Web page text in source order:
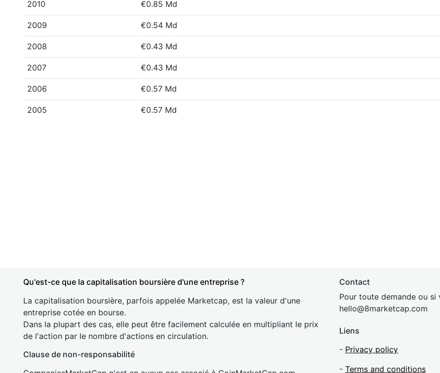
2010 €0.85 Md
2009 €0.54 Md
2008 €0.43 Md
2007 €0.43 Md
2006 €0.57 Md
2005 €0.57 Md
Qu'est-ce que la capitalisation boursière d'une entreprise ?
La capitalisation boursière, parfois appelée Marketcap, est la valeur d'une
entreprise cotée en bourse.
Dans la plupart des cas, elle peut être facilement calculée en multipliant le prix
de l'action par le nombre d'actions en circulation.
Clause de non-responsabilité
Contact
Pour toute demande ou si
hello@8marketcap.com
Liens
- Privacy policy
- Terms and conditions